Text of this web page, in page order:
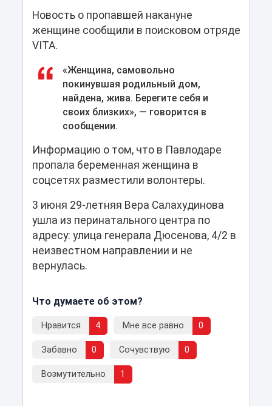
Новость о пропавшей накануне
женщине сообщили в поисковом отряде
VITA.
«Женщина, самовольно
покинувшая родильный дом,
найдена, жива. Берегите себя и
своих близких», — говорится в
сообщении.
Информацию о том, что в Павлодаре
пропала беременная женщина в
соцсетях разместили волонтеры.
3 июня 29-летняя Вера Салахудинова
ушла из перинатального центра по
адресу: улица генерала Дюсенова, 4/2 в
неизвестном направлении и не
вернулась.
Что думаете об этом?
Нравится 4 Мне все равно 0
Забавно 0 Сочувствую 0
Возмутительно 1